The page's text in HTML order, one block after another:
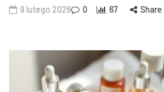
9 lutego 2026 0 67 Share